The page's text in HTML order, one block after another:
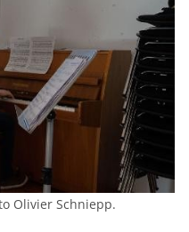
Olivier Schniepp.